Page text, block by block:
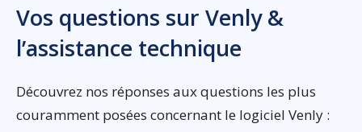
Vos questions sur Venly &
l’assistance technique
Découvrez nos réponses aux questions les plus
couramment posées concernant le logiciel Venly :